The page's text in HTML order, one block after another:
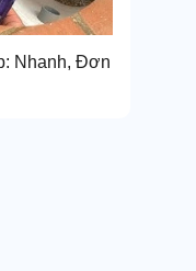
Nhanh, Đơn